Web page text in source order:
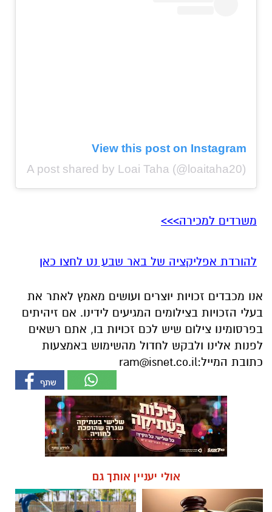
View this post on Instagram
A post shared by Loai Taha (@loaitaha20)
משרדים למכירה>>>
להורדת אפליקציה של באר שבע נט לחצו כאן
אנו מכבדים זכויות יוצרים ועושים מאמץ לאתר את
בעלי הזכויות בצילומים המגיעים לידינו. אם זיהיתים
בפרסומינו צילום שיש לכם זכויות בו, אתם רשאים
לפנות אלינו ולבקש לחדול מהשימוש באמצעות
כתובת המייל:ram@isnet.co.il
אולי יעניין אותך גם